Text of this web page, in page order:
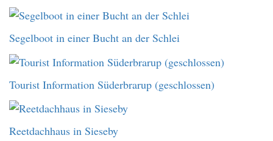
Segelboot in einer Bucht an der Schlei
Tourist Information Süderbrarup (geschlossen)
Reetdachhaus in Sieseby